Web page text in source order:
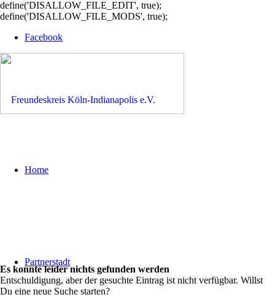
define('DISALLOW_FILE_EDIT', true);
define('DISALLOW_FILE_MODS', true);
Facebook
Home
Partnerstadt
Es konnte leider nichts gefunden werden
Entschuldigung, aber der gesuchte Eintrag ist nicht verfügbar. Willst
Du eine neue Suche starten?